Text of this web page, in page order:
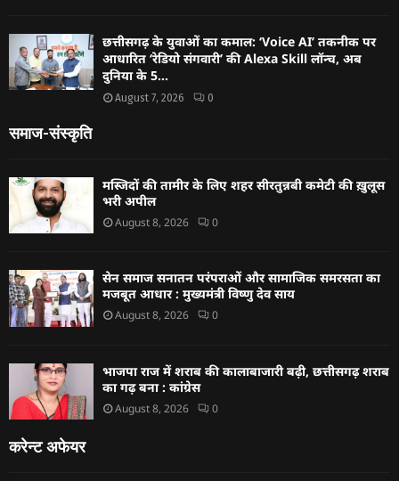
छत्तीसगढ़ के युवाओं का कमाल: ‘Voice AI’ तकनीक पर
आधारित ‘रेडियो संगवारी’ की Alexa Skill लॉन्च, अब
दुनिया के 5...
August 7, 2026 0
समाज-संस्कृति
मस्जिदों की तामीर के लिए शहर सीरतुन्नबी कमेटी की ख़ुलूस
भरी अपील
August 8, 2026 0
सेन समाज सनातन परंपराओं और सामाजिक समरसता का
मजबूत आधार : मुख्यमंत्री विष्णु देव साय
August 8, 2026 0
भाजपा राज में शराब की कालाबाजारी बढ़ी, छत्तीसगढ़ शराब
का गढ़ बना : कांग्रेस
August 8, 2026 0
करेन्ट अफेयर